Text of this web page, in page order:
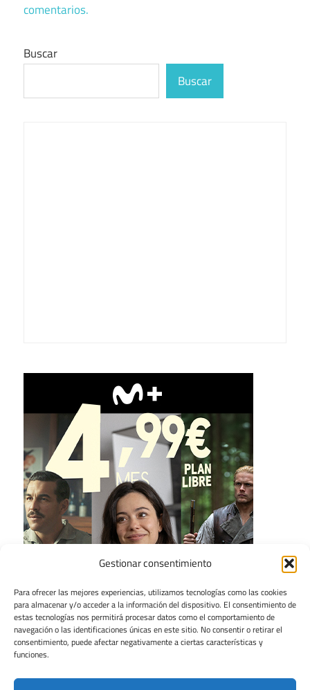
Gestionar consentimiento
Para ofrecer las mejores experiencias, utilizamos tecnologías como las cookies
para almacenar y/o acceder a la información del dispositivo. El consentimiento de
estas tecnologías nos permitirá procesar datos como el comportamiento de
navegación o las identificaciones únicas en este sitio. No consentir o retirar el
consentimiento, puede afectar negativamente a ciertas características y
funciones.
comentarios.
Buscar
Buscar